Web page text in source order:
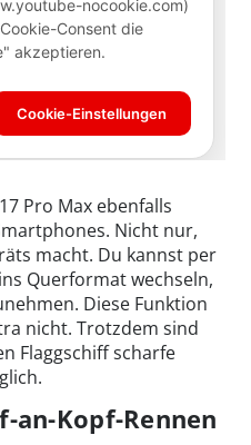
Pro Max ebenfalls
Nicht nur,
macht. Du kannst per
Querformat wechseln,
Diese Funktion
nicht. Trotzdem sind
Flaggschiff scharfe
an-Kopf-Rennen